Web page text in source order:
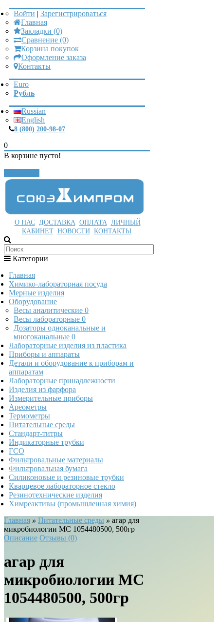
Войти | Зарегистрироваться
Главная
Закладки (0)
Сравнение (0)
Корзина покупок
Оформление заказа
Контакты
Euro
Рубль
Russian
English
8 (800) 200-98-07
0
В корзине пусто!
О НАС ДОСТАВКА ОПЛАТА ЛИЧНЫЙ
КАБИНЕТ НОВОСТИ КОНТАКТЫ
Категории
Главная
Химико-лабораторная посуда
Мерные изделия
Оборудование
Весы аналитические 0
Весы лабораторные 0
Дозаторы одноканальные и
многоканальные 0
Лабораторные изделия из пластика
Приборы и аппараты
Детали и оборудование к приборам и
аппаратам
Лабораторные принадлежности
Изделия из фарфора
Измерительные приборы
Ареометры
Термометры
Питательные среды
Стандарт-титры
Индикаторные трубки
ГСО
Фильтровальные материалы
Фильтровальная бумага
Силиконовые и резиновые трубки
Кварцевое лабораторное стекло
Резинотехнические изделия
Химреактивы (промышленная химия)
Главная » Питательные среды » агар для
микробиологии MC 1054480500, 500гр
Описание Отзывы (0)
агар для
микробиологии MC
1054480500, 500гр